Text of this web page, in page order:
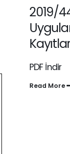
2019/
PDF İndir
Read More